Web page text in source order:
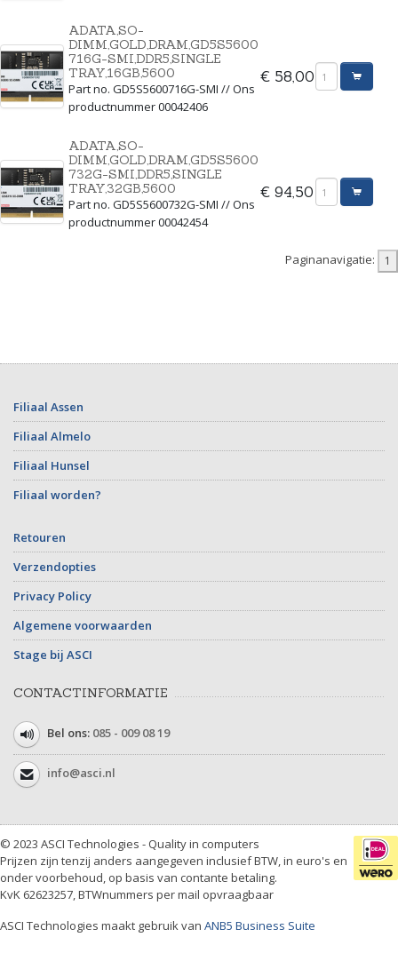
ADATA,SO-
DIMM,GOLD,DRAM,GD5S5600
716G-SMI,DDR5,SINGLE
TRAY,16GB,5600
Part no. GD5S5600716G-SMI // Ons
productnummer 00042406
€ 58,00
ADATA,SO-
DIMM,GOLD,DRAM,GD5S5600
732G-SMI,DDR5,SINGLE
TRAY,32GB,5600
Part no. GD5S5600732G-SMI // Ons
productnummer 00042454
€ 94,50
Paginanavigatie:
Filiaal Assen
Filiaal Almelo
Filiaal Hunsel
Filiaal worden?
Retouren
Verzendopties
Privacy Policy
Algemene voorwaarden
Stage bij ASCI
CONTACTINFORMATIE
Bel ons: 085 - 009 08 19
info@asci.nl
© 2023 ASCI Technologies - Quality in computers
Prijzen zijn tenzij anders aangegeven inclusief BTW, in euro's en
onder voorbehoud, op basis van contante betaling.
KvK 62623257, BTWnummers per mail opvraagbaar
ASCI Technologies maakt gebruik van ANB5 Business Suite